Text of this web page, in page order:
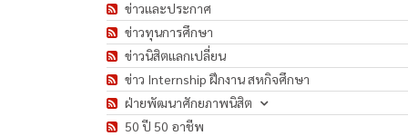
ข่าวและประกาศ
ข่าวทุนการศึกษา
ข่าวนิสิตแลกเปลี่ยน
ข่าว Internship ฝึกงาน สหกิจศึกษา
ฝ่ายพัฒนาศักยภาพนิสิต
50 ปี 50 อาชีพ